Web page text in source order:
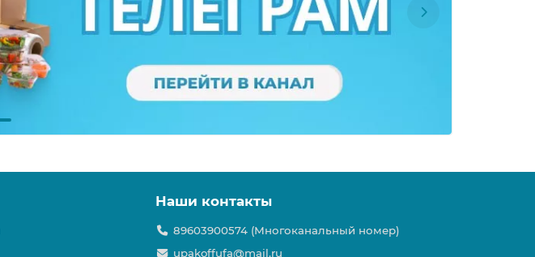
Наши контакты
89603900574 (Многоканальный номер)
upakoffufa@mail.ru